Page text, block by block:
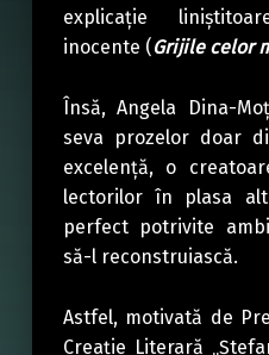
explicaţie
inocente (Grijile celor
Însă, Angela Dina-
seva prozelor doar
excelenţă, o
lectorilor în plasa
perfect potrivite
să-l reconstruiască.
Astfel, motivată de
Creaţie Literară